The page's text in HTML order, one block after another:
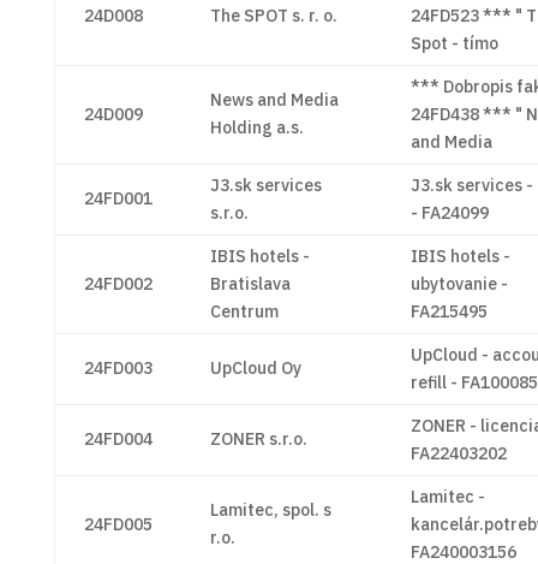
24D008 The SPOT s. r. o.
24FD523 *** "
Spot - tímo
24D009
News and Media
Holding a.s.
*** Dobropis
24FD438 *** "
and Media
24FD001
J3.sk services
s.r.o.
J3.sk services
- FA24099
24FD002
IBIS hotels -
Bratislava
Centrum
IBIS hotels -
ubytovanie -
FA215495
24FD003 UpCloud Oy
UpCloud -
refill -
24FD004 ZONER s.r.o.
ZONER -
FA22403202
24FD005
Lamitec, spol. s
r.o.
Lamitec -
FA240003156